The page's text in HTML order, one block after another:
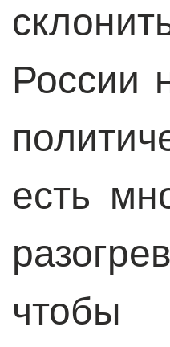
России
есть
чтобы